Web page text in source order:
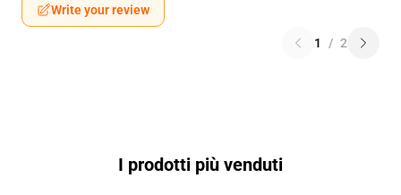
Write your review
1 / 2
I prodotti più venduti